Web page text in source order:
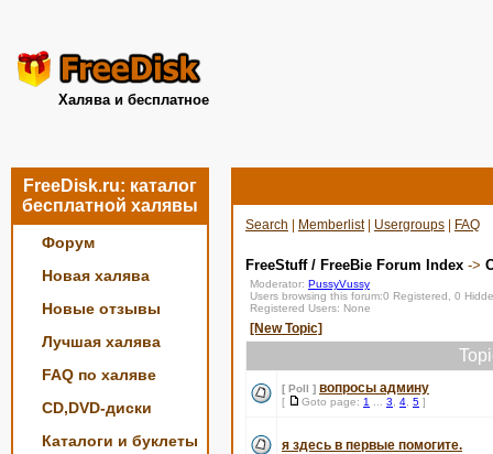
Халява и бесплатное
FreeDisk.ru: каталог
бесплатной халявы
Форум
Новая халява
Новые отзывы
Лучшая халява
FAQ по халяве
CD,DVD-диски
Каталоги и буклеты
Search Memberlist| Usergroups FAQ
FreeStuff / FreeBie Forum Index ->
Moderator: PussyVussy
Users browsing this forum:0 Registered, 0
Registered Users: None
[New Topic]
[ Poll ] вопросы админу
[ Goto page: 1 3 4 5 ]
я здесь в первые помогите.